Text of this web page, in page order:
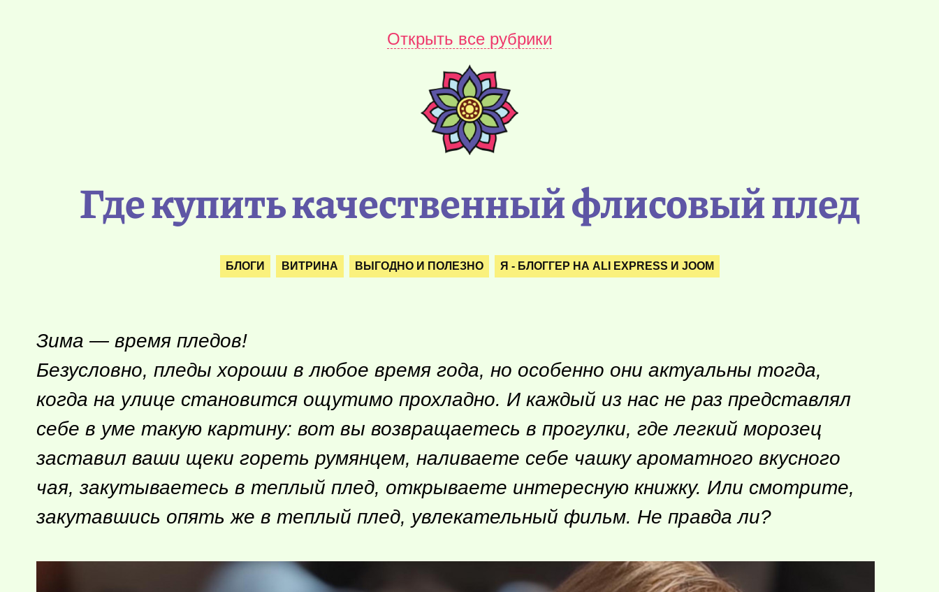
Открыть все рубрики
Где купить качественный флисовый плед
БЛОГИ ВИТРИНА ВЫГОДНО И ПОЛЕЗНО Я - БЛОГГЕР НА ALI EXPRESS И JOOM
Зима — время пледов!
Безусловно, пледы хороши в любое время года, но особенно они актуальны тогда,
когда на улице становится ощутимо прохладно. И каждый из нас не раз представлял
себе в уме такую картину: вот вы возвращаетесь в прогулки, где легкий морозец
заставил ваши щеки гореть румянцем, наливаете себе чашку ароматного вкусного
чая, закутываетесь в теплый плед, открываете интересную книжку. Или смотрите,
закутавшись опять же в теплый плед, увлекательный фильм. Не правда ли?